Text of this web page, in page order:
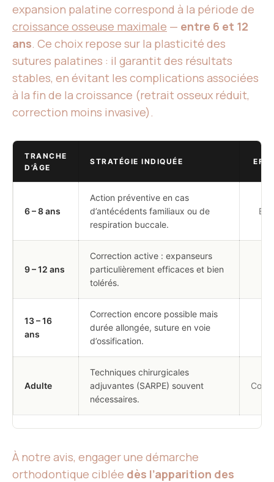
expansion palatine correspond à la période de
croissance osseuse maximale — entre 6 et 12
ans. Ce choix repose sur la plasticité des
sutures palatines : il garantit des résultats
stables, en évitant les complications associées
à la fin de la croissance (retrait osseux réduit,
correction moins invasive).
TRANCHE
D’ÂGE
STRATÉGIE INDIQUÉE
6 – 8 ans
Action préventive en cas
d’antécédents familiaux ou de
respiration buccale.
9 – 12 ans
Correction active : expanseurs
particulièrement efficaces et bien
tolérés.
13 – 16
ans
Correction encore possible mais
durée allongée, suture en voie
d’ossification.
Adulte
Techniques chirurgicales
adjuvantes (SARPE) souvent
nécessaires.
À notre avis, engager une démarche
orthodontique ciblée dès l’apparition des